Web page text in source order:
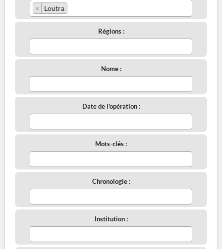
× Loutra
Régions :
Nome :
Date de l'opération :
Mots-clés :
Chronologie :
Institution :